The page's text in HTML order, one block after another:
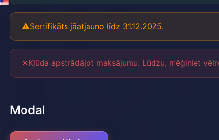
⚠Sertifikāts jāatjauno līdz 31.12.2025.
✕Kļūda apstrādājot maksājumu. Lūdzu, mēģiniet
Modal